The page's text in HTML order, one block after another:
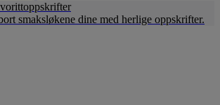
smaksløkene dine med herlige oppskrifter.